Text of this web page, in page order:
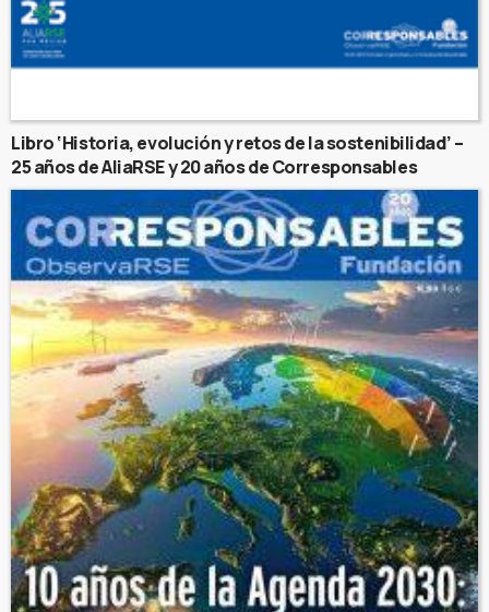
Libro ‘Historia, evolución y retos de la sostenibilidad’ –
25 años de AliaRSE y 20 años de Corresponsables